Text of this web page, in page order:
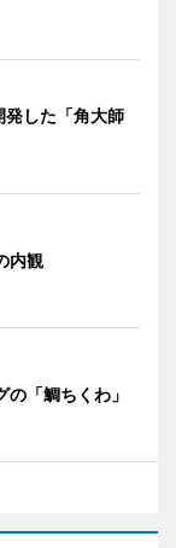
発した「角大師
内観
の「鯛ちくわ」